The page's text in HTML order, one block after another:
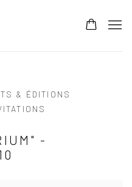
& ÉDITIONS
-